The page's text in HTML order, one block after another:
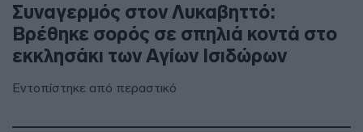
Συναγερμός στον Λυκαβηττό:
Βρέθηκε σορός σε σπηλιά κοντά στο
εκκλησάκι των Αγίων Ισιδώρων
Εντοπίστηκε από περαστικό